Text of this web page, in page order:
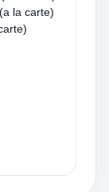
la carte)